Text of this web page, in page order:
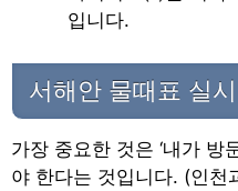
입니다.
서해안 물때표 실
가장 중요한 것은 ‘내가 방
야 한다는 것입니다. (인천